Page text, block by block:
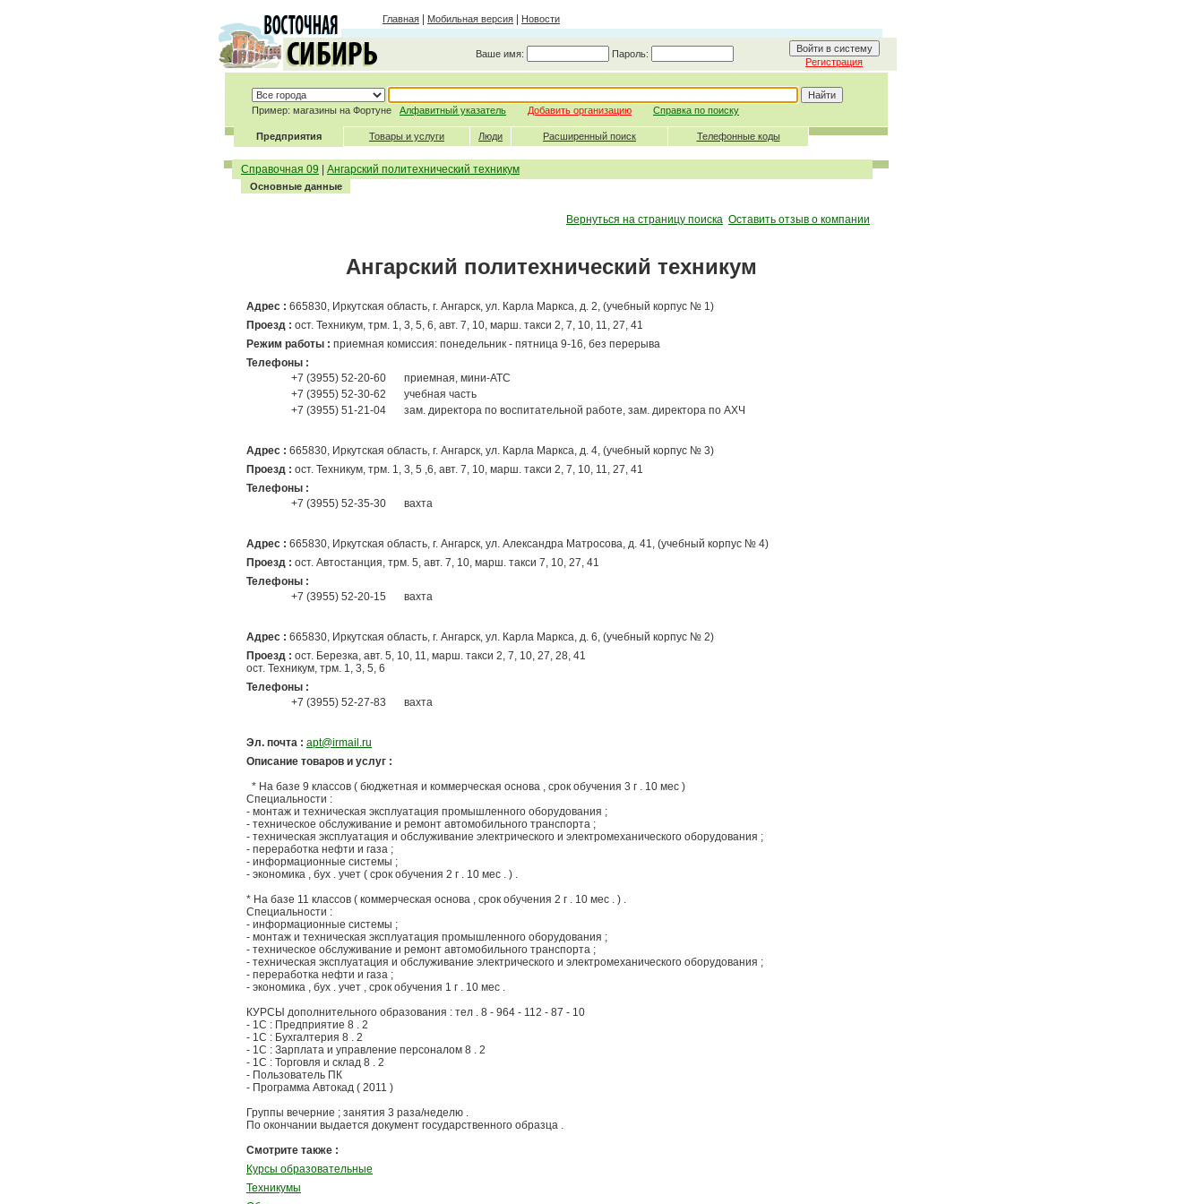
Главная Мобильная версия Новости
Ваше имя: Пароль:
Регистрация
Пример: магазины на Фортуне Алфавитный указатель Добавить организацию Справка по поиску
Предприятия Товары и услуги Люди Расширенный поиск Телефонные коды
Справочная 09 Ангарский политехнический техникум
Основные данные
Вернуться на страницу поиска Оставить отзыв о компании
Ангарский политехнический техникум
Адрес : 665830, Иркутская область, г. Ангарск, ул. Карла Маркса, д. 2, (учебный корпус № 1)
Проезд : ост. Техникум, трм. 1, 3, 5, 6, авт. 7, 10, марш. такси 2, 7, 10, 11, 27, 41
Режим работы : приемная комиссия: понедельник - пятница 9-16, без перерыва
Телефоны :
+7 (3955) 52-20-60
приемная, мини-АТС
+7 (3955) 52-30-62
учебная часть
+7 (3955) 51-21-04
зам. директора по воспитательной работе, зам. директора по АХЧ
Адрес : 665830, Иркутская область, г. Ангарск, ул. Карла Маркса, д. 4, (учебный корпус № 3)
Проезд : ост. Техникум, трм. 1, 3, 5 ,6, авт. 7, 10, марш. такси 2, 7, 10, 11, 27, 41
Телефоны :
+7 (3955) 52-35-30
вахта
Адрес : 665830, Иркутская область, г. Ангарск, ул. Александра Матросова, д. 41, (учебный корпус № 4)
Проезд : ост. Автостанция, трм. 5, авт. 7, 10, марш. такси 7, 10, 27, 41
Телефоны :
+7 (3955) 52-20-15
вахта
Адрес : 665830, Иркутская область, г. Ангарск, ул. Карла Маркса, д. 6, (учебный корпус № 2)
Проезд : ост. Березка, авт. 5, 10, 11, марш. такси 2, 7, 10, 27, 28, 41
ост. Техникум, трм. 1, 3, 5, 6
Телефоны :
+7 (3955) 52-27-83
вахта
Эл. почта : apt@irmail.ru
Описание товаров и услуг :
* На базе 9 классов ( бюджетная и коммерческая основа , срок обучения 3 г . 10 мес )
Специальности :
- монтаж и техническая эксплуатация промышленного оборудования ;
- техническое обслуживание и ремонт автомобильного транспорта ;
- техническая эксплуатация и обслуживание электрического и электромеханического оборудования ;
- переработка нефти и газа ;
- информационные системы ;
- экономика , бух . учет ( срок обучения 2 г . 10 мес . ) .
* На базе 11 классов ( коммерческая основа , срок обучения 2 г . 10 мес . ) .
Специальности :
- информационные системы ;
- монтаж и техническая эксплуатация промышленного оборудования ;
- техническое обслуживание и ремонт автомобильного транспорта ;
- техническая эксплуатация и обслуживание электрического и электромеханического оборудования ;
- переработка нефти и газа ;
- экономика , бух . учет , срок обучения 1 г . 10 мес .
КУРСЫ дополнительного образования : тел . 8 - 964 - 112 - 87 - 10
- 1С : Предприятие 8 . 2
- 1С : Бухгалтерия 8 . 2
- 1С : Зарплата и управление персоналом 8 . 2
- 1С : Торговля и склад 8 . 2
- Пользователь ПК
- Программа Автокад ( 2011 )
Группы вечерние ; занятия 3 раза/неделю .
По окончании выдается документ государственного образца .
Смотрите также :
Курсы образовательные
Техникумы